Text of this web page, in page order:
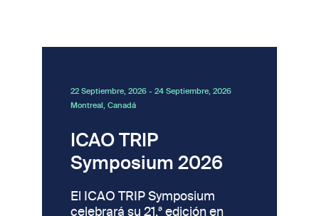
22 Septiembre, 2026 - 24 Septiembre, 2026
Montreal, Canadá
ICAO TRIP
Symposium 2026
El ICAO TRIP Symposium
celebrará su 21.ª edición en